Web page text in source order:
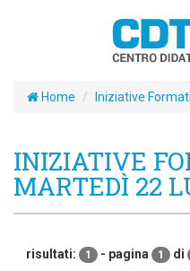
Home Iniziative
INIZIATIVE
MARTEDÌ 22
risultati: 1 - pagina 1 di